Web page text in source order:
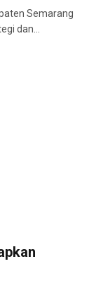
Semarang
dan…